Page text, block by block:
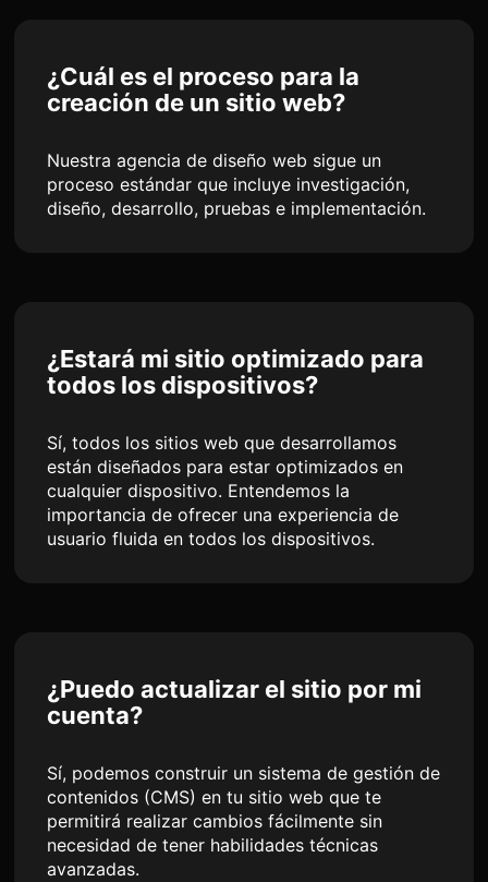
¿Cuál es el proceso para la
creación de un sitio web?
Nuestra agencia de diseño web sigue un
proceso estándar que incluye investigación,
diseño, desarrollo, pruebas e implementación.
¿Estará mi sitio optimizado para
todos los dispositivos?
Sí, todos los sitios web que desarrollamos
están diseñados para estar optimizados en
cualquier dispositivo. Entendemos la
importancia de ofrecer una experiencia de
usuario fluida en todos los dispositivos.
¿Puedo actualizar el sitio por mi
cuenta?
Sí, podemos construir un sistema de gestión de
contenidos (CMS) en tu sitio web que te
permitirá realizar cambios fácilmente sin
necesidad de tener habilidades técnicas
avanzadas.